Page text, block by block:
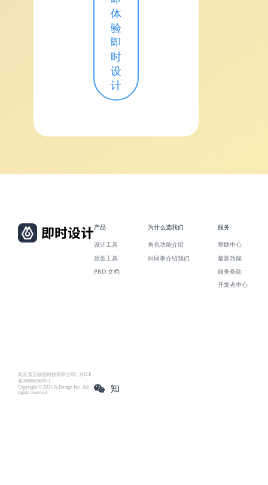
体
验
即
时
设
计
北京雪云锐创科技有限公司 | 京ICP
备16060150号-2
Copyright © 2021 Js.Design Inc. All
rights reserved.
产品
设计工具
原型工具
PRD 文档
为什么选我们
角色功能介绍
向同事介绍我们
服务
帮助中心
最新功能
服务条款
开发者中心